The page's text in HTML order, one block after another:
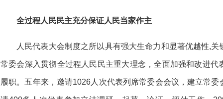
全过程人民民主充分保证人民当家作主
人民代表大会制度之所以具有强大生命力和显著优越性,
常委会深入贯彻全过程人民民主重大理念，全面加强和改进
履职。五年来，邀请1026人次代表列席常委会会议，建立常